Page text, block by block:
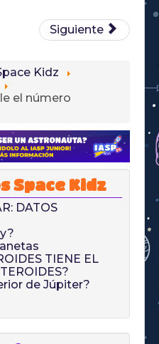
Siguiente
Kidz
el número
Space Kidz
DATOS
TIENE EL
de Júpiter?